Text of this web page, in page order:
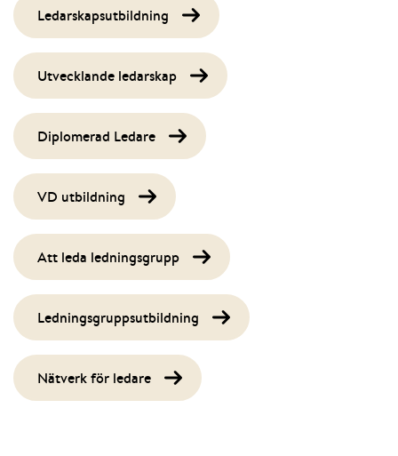
Ledarskapsutbildning
Utvecklande ledarskap
Diplomerad Ledare
VD utbildning
Att leda ledningsgrupp
Ledningsgruppsutbildning
Nätverk för ledare